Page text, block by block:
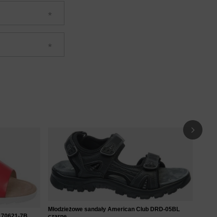
Młodzieżowe sandały American Club DRD-05BL